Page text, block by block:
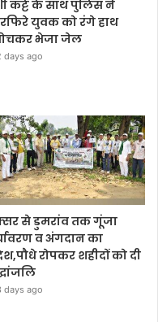
कट्टे के साथ पुलिस ने
युवक को रंगे हाथ
भेजा जेल
days ago
से डुमरांव तक गूंजा
व अंगदान का
रोपकर शहीदों को दी
days ago